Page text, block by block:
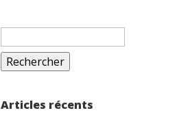
Rechercher :
Articles récents